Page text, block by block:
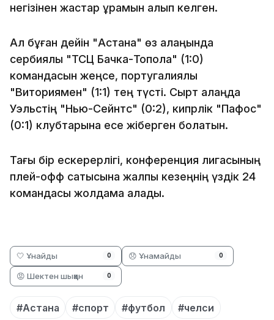
негізінен жастар құрамын алып келген.
Ал бұған дейін "Астана" өз алаңында
сербиялық "ТСЦ Бачка-Топола" (1:0)
командасын жеңсе, португалиялық
"Виториямен" (1:1) тең түсті. Сырт алаңда
Уэльстің "Нью-Сейнтс" (0:2), кипрлік "Пафос"
(0:1) клубтарына есе жіберген болатын.
Тағы бір ескерерлігі, конференция лигасының
плей-офф сатысына жалпы кезеңнің үздік 24
командасы жолдама алады.
🤍 Ұнайды 0 😞 Ұнамайды 0
😡 Шектен шыққан 0
#Астана #спорт #футбол #челси